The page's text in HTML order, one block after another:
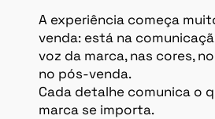
A experiência começa
venda: está na
voz da marca, nas cores,
no pós-venda.
Cada detalhe comunica o
marca se importa.